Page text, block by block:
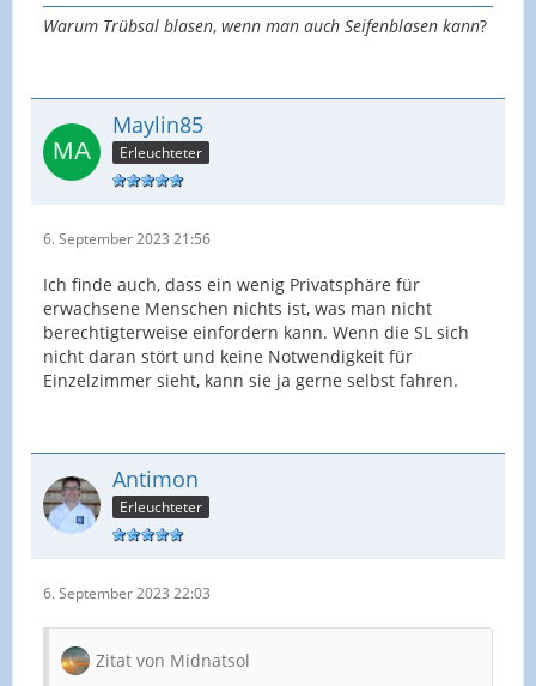
Warum Trübsal blasen, wenn man auch Seifenblasen kann?
Maylin85
Erleuchteter
6. September 2023 21:56
Ich finde auch, dass ein wenig Privatsphäre für
erwachsene Menschen nichts ist, was man nicht
berechtigterweise einfordern kann. Wenn die SL sich
nicht daran stört und keine Notwendigkeit für
Einzelzimmer sieht, kann sie ja gerne selbst fahren.
Antimon
Erleuchteter
6. September 2023 22:03
Zitat von Midnatsol